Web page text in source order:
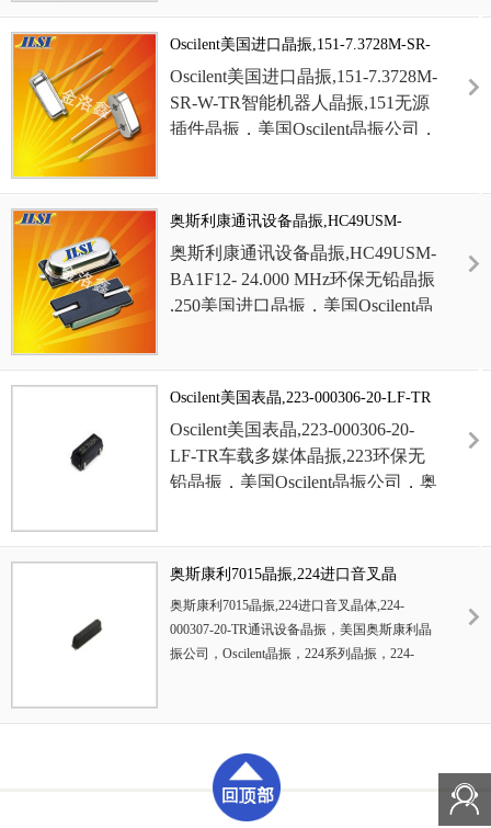
品质晶振，北斗卫星定位模块晶振
，无人机晶振，6G 无线网晶振，高
精度晶振，贴片晶振，
高精度晶振， 6G通讯设备晶振，无
线传输晶振，局域网晶振，小体积
磁带和卷轴，符合 RoHs/
准。超薄型晶振，低损耗晶振，石
英晶振，欧美进口晶振，高品质晶
振，5032 晶振，北斗卫星定位模块
振，高精度晶振，贴片晶振，无源
晶振，高精度晶振， 6G通讯设备晶
振，无线传输晶振，局域网晶振，
小体积晶振，低损耗晶振 。
Oscilent美国进口晶振,151-7.3728M-SR-
W-TR智能机器人晶振,151无源插件晶振
Oscilent美国进口晶振,151-7.3728M-
SR-W-TR智能机器人晶振,151无源
插件晶振 ， 美国Oscilent晶振公司，
可靠性 / 老化，“ AT带”毛坯技术，
成本效益，符合RoHs/无铅标准。
49S晶振，无源晶振，汽车晶振，
小型晶振，低损耗晶振，石英晶振
斗卫星定位模块晶振，无人机晶
振，6G无线网晶振，高精度晶振，
贴片晶振，无源晶振，高精度晶
6G通讯设备晶振，无线传输晶
振，局域网晶振，小体积晶振，低
奥斯利康通讯设备晶振,HC49USM-
BA1F12- 24.000 MHz环保无铅晶振
奥斯利康通讯设备晶振,HC49USM-
BA1F12- 24.000 MHz环保无铅晶振
,250美国进口晶振 ， 美国Oscilent晶
汽车晶振，小型晶振，
振，石英晶振，欧美进口晶振，
品质晶振，北斗卫星定位模块晶振
，无人机晶振，高精度晶振，贴片
讯设备晶振，无线传输晶振，局域
网晶振，小体积晶振，低损耗晶振
，成本效益，低配置，节省空间的
设计，磁带和卷轴，符合RoHs/无
铅标准
。
Oscilent美国表晶,223-000306-20-LF-TR
车载多媒体晶振,223环保无铅晶振
Oscilent美国表晶,223-000306-20-
LF-TR车载多媒体晶振,223环保无
铅晶振 ，美国Oscilent晶振公司， 奥
脚晶振，陶瓷晶振，SMD晶振
源晶振，高精度晶振，6G通讯设备
晶振，无线传输晶振，局域网晶
振，小体积晶振，低损耗晶振 ，北
晶振。特点:低轮廓，具有长期稳定
性，优异的环境特性，磁带和卷
轴，符合RoHs /
奥斯康利7015晶振,224进口音叉晶
体,224-000307-20-TR通讯设备晶振
奥斯康利7015晶振,224进口音叉晶体,224-
000307-20-TR通讯设备晶振 ，美国奥斯康利晶
振公司，Oscilent晶振，224系列晶振，224-
振，四脚晶振，进口晶振，陶瓷晶振，无源晶
振，高精度晶振，6G通讯设备晶振，无线传输
晶振，局域网晶振，小体积晶振，低损耗晶振
，北斗卫星晶振，无线网晶振，高精度晶振。
特点:低轮廓，具有长期稳定性，行业标准面